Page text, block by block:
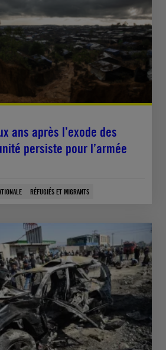
ans après l’exode des
persiste pour l’armée
RÉFUGIÉS ET MIGRANTS